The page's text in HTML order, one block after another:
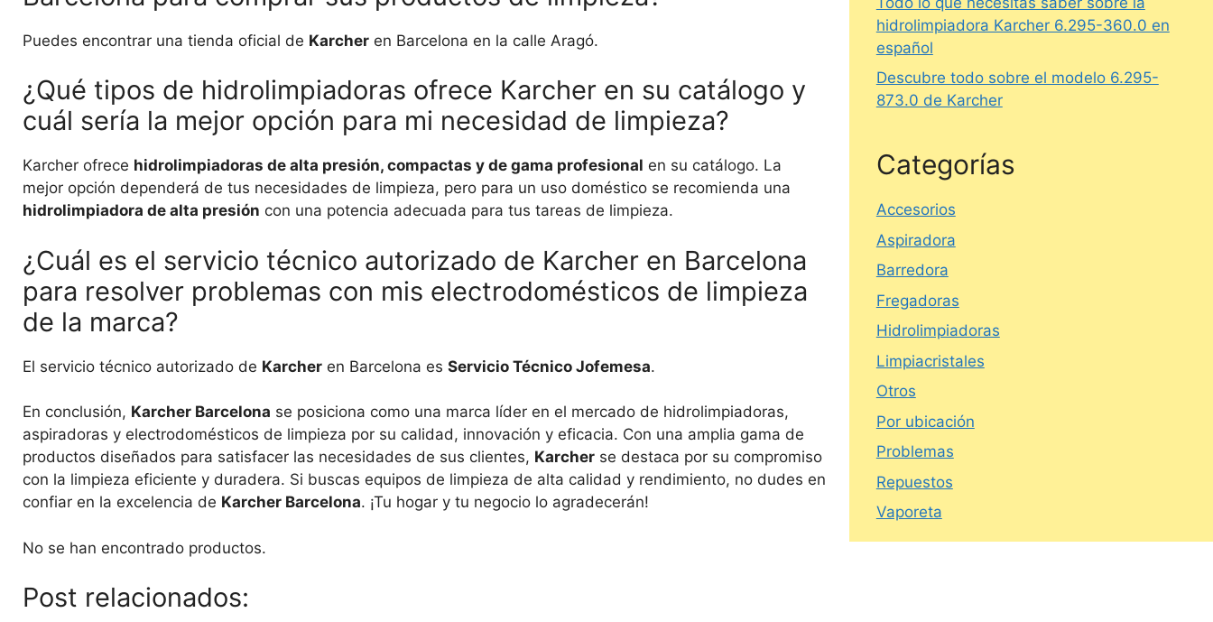
Puedes encontrar una tienda oficial de Karcher en Barcelona en la calle Aragó.
¿Qué tipos de hidrolimpiadoras ofrece Karcher en su catálogo y
cuál sería la mejor opción para mi necesidad de limpieza?
Karcher ofrece hidrolimpiadoras de alta presión, compactas y de gama profesional en su catálogo. La
mejor opción dependerá de tus necesidades de limpieza, pero para un uso doméstico se recomienda una
hidrolimpiadora de alta presión con una potencia adecuada para tus tareas de limpieza.
¿Cuál es el servicio técnico autorizado de Karcher en Barcelona
para resolver problemas con mis electrodomésticos de limpieza
de la marca?
El servicio técnico autorizado de Karcher en Barcelona es Servicio Técnico Jofemesa.
En conclusión, Karcher Barcelona se posiciona como una marca líder en el mercado de hidrolimpiadoras,
aspiradoras y electrodomésticos de limpieza por su calidad, innovación y eficacia. Con una amplia gama de
productos diseñados para satisfacer las necesidades de sus clientes, Karcher se destaca por su compromiso
con la limpieza eficiente y duradera. Si buscas equipos de limpieza de alta calidad y rendimiento, no dudes en
confiar en la excelencia de Karcher Barcelona. ¡Tu hogar y tu negocio lo agradecerán!
No se han encontrado productos.
Post relacionados:
hidrolimpiadora Karcher 6.295-360.0 en
español
Descubre todo sobre el modelo 6.295-
873.0 de Karcher
Categorías
Accesorios
Aspiradora
Barredora
Fregadoras
Hidrolimpiadoras
Limpiacristales
Otros
Por ubicación
Problemas
Repuestos
Vaporeta